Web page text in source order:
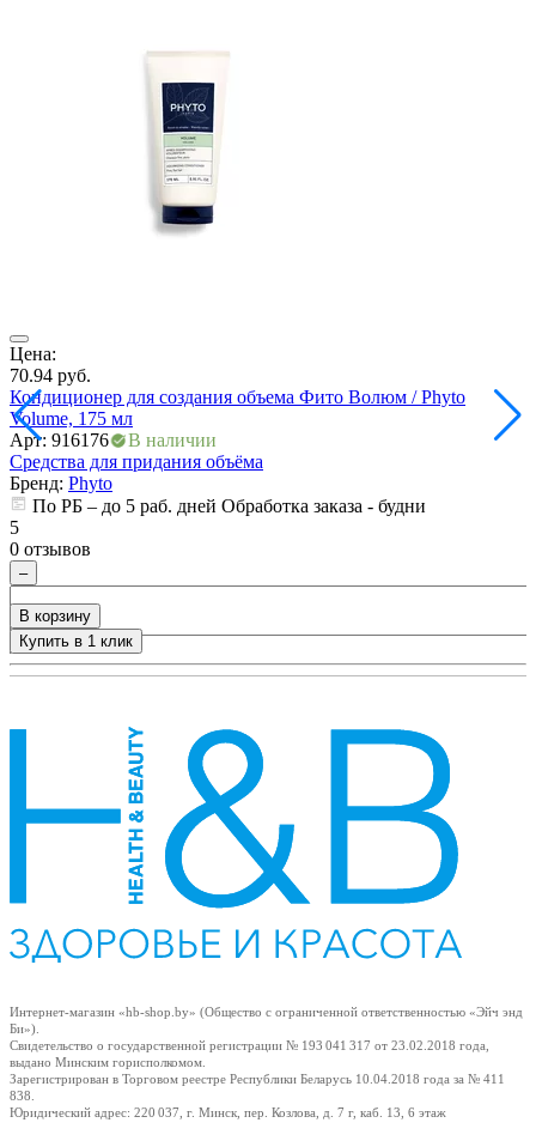
Цена:
70.94 руб.
Кондиционер для создания объема Фито Волюм / Phyto
Volume, 175 мл
Арт: 916176
В наличии
Средства для придания объёма
Бренд: Phyto
По РБ – до 5 раб. дней Обработка заказа - будни
5
0 отзывов
–
+
В корзину
Купить в 1 клик
Интернет-магазин «hb-shop.by» (Общество с ограниченной ответственностью «Эйч энд
Би»).
Свидетельство о государственной регистрации № 193 041 317 от 23.02.2018 года,
выдано Минским горисполкомом.
Зарегистрирован в Торговом реестре Республики Беларусь 10.04.2018 года за № 411
838.
Юридический адрес: 220 037, г. Минск, пер. Козлова, д. 7 г, каб. 13, 6 этаж